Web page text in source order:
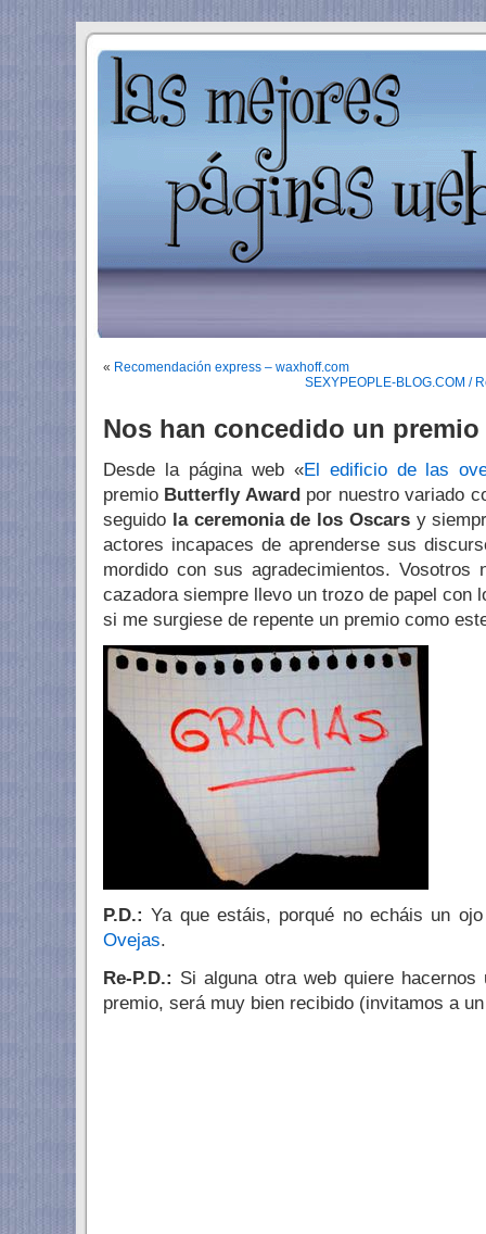
« Recomendación express – waxhoff.com
SEXYPEOPLE-BLOG.COM /
Nos han concedido un
Desde la página web «El edificio de las
premio Butterfly Awardpor nuestro variado
seguido la ceremonia de los Oscars y
actores incapaces de aprenderse sus
mordido con sus agradecimientos.
cazadora siempre llevo un trozo de papel con
si me surgiese de repente un premio como
P.D.:Ya que estáis, porqué no echáis un
Ovejas.
Re-P.D.: Si alguna otra web quiere
premio, será muy bien recibido (invitamos a